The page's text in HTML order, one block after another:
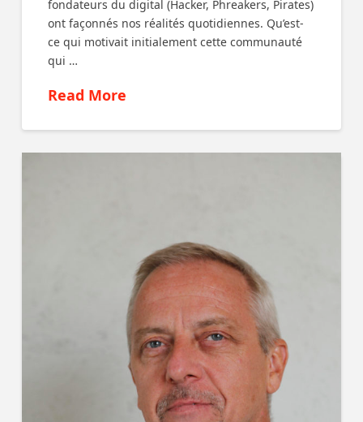
fondateurs du digital (Hacker, Phreakers, Pirates)
ont façonnés nos réalités quotidiennes. Qu’est-
ce qui motivait initialement cette communauté
qui …
Read More